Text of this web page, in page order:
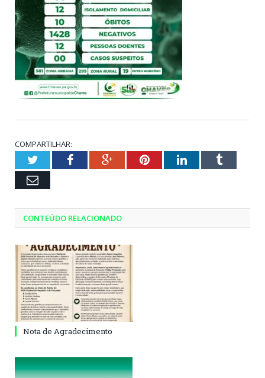
COMPARTILHAR:
TwitterFacebookGoogle+PinterestLinkedInTumblr
Email
CONTEÚDO RELACIONADO
Nota de Agradecimento